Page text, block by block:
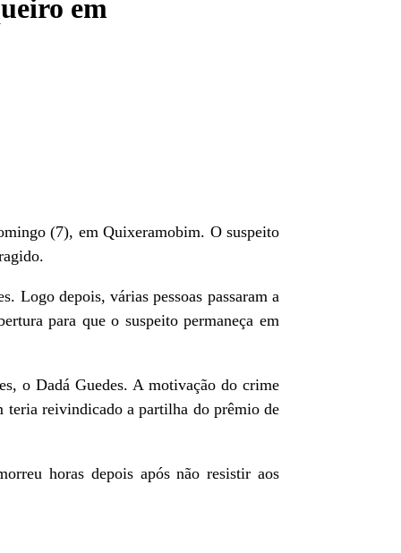
em
(7), em Quixeramobim. O suspeito
Logo depois, várias pessoas passaram a
para que o suspeito permaneça em
o Dadá Guedes. A motivação do crime
teria reivindicado a partilha do prêmio de
horas depois após não resistir aos